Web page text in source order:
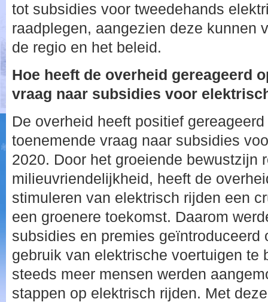
tot subsidies voor tweedehands
raadplegen, aangezien deze kunnen
de regio en het beleid.
Hoe heeft de overheid gereageerd
vraag naar subsidies voor
De overheid heeft positief
toenemende vraag naar subsidies
2020. Door het groeiende bewustzijn
milieuvriendelijkheid, heeft de
stimuleren van elektrisch rijden een
een groenere toekomst. Daarom
subsidies en premies geïntroduceerd
gebruik van elektrische voertuigen te
steeds meer mensen werden
stappen op elektrisch rijden. Met